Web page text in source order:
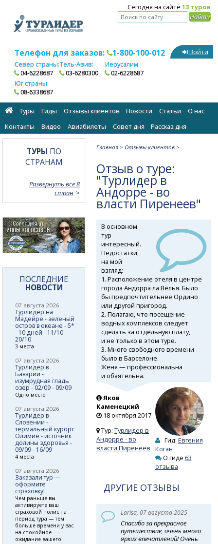
Сегодня на сайте 13 туров
Телефон для заказов: 1-800-100-012
Север страны:
04-6228687
Тель-Авив:
03-6280300
Иерусалим:
02-6228687
Юг страны:
08-6338687
Войти
Туры Гиды Отзывы клиентов Новости Статьи
О нас
Контакты
Видео Авиабилеты Cовет дня Рассказ дня
Главная > Отзывы клиентов >
Отзыв о туре:
"Турлидер в
Андорре - во
власти Пиренеев"
В основном
тур
интересный.
Недостатки,
на мой
взгляд:
1. Расположение отеля в центре
города Андорра ла Велья. Было
бы предпочтительнее Ордино
или другой пригород.
2. Полагаю, что посещение
водных комплексов следует
сделать за отдельную плату,
и не только в этом туре.
3. Много свободного времени
было в Барселоне.
Женя — профессиональна
и обаятельна.
Яков
Каменецкий
18 октября 2017
Тур:Турлидер в
Андорре - во
власти Пиренеев
Гид: Евгения
Коган
О гиде 63
отзыва
ДРУГИЕ ОТЗЫВЫ
Larisa, 07 августа 2025
Спасибо за прекрасное
путешествие, очень много
ярких впечатлений! Очень
ТУРЫ ПО
СТРАНАМ
Развернуть все 8
стран
ПОСЛЕДНИЕ
НОВОСТИ
07 августа 2026
Турлидер на
Мадейре - зеленый
остров в океане - 5*
- 10 дней - 11/10 -
20/10
3 места
07 августа 2026
Турлидер в
Баварии -
изумрудная гладь
озер - 02/09 - 09/09
Одно место
07 августа 2026
Турлидер в
Словении -
термальный курорт
Олимие - источник
долины здоровья -
09/09 - 16/09
4 места
07 августа 2026
Заказали тур —
оформите
страховку!
Чем раньше вы
активируете ваш
страховой полис на
период тура — тем
больше времени у вас
на спокойное
ожидание вашего